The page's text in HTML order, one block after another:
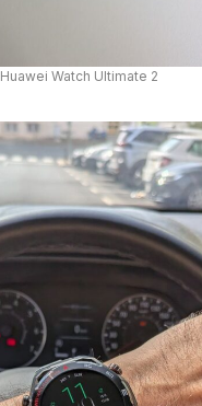
Huawei Watch Ultimate 2